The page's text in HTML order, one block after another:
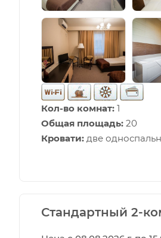
Кол-во комнат: 1
Общая площадь: 20
Кровати: две
Стандартный 2-